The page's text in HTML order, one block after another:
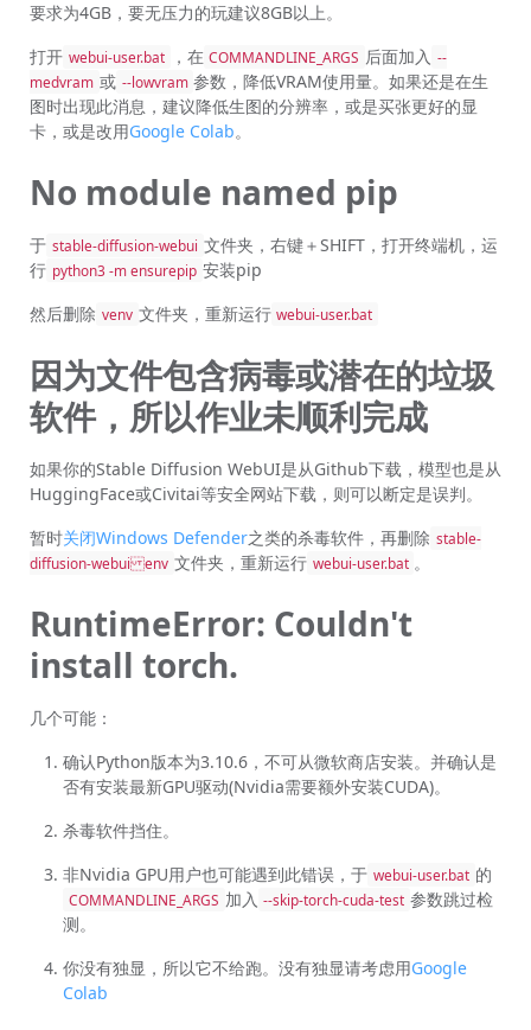
要求为4GB，要无压力的玩建议8GB以上。
打开 webui-user.bat ，在 COMMANDLINE_ARGS 后面加入 --
medvram 或 --lowvram 参数，降低VRAM使用量。如果还是在生
图时出现此消息，建议降低生图的分辨率，或是买张更好的显
卡，或是改用Google Colab。
No module named pip
于 stable-diffusion-webui 文件夹，右键＋SHIFT，打开终端机，运
行 python3 -m ensurepip 安装pip
然后删除 venv 文件夹，重新运行 webui-user.bat
因为文件包含病毒或潜在的垃圾
软件，所以作业未顺利完成
如果你的Stable Diffusion WebUI是从Github下载，模型也是从
HuggingFace或Civitai等安全网站下载，则可以断定是误判。
暂时关闭Windows Defender之类的杀毒软件，再删除 stable-
diffusion-webuienv 文件夹，重新运行 webui-user.bat 。
RuntimeError: Couldn't
install torch.
几个可能：
确认Python版本为3.10.6，不可从微软商店安装。并确认是
否有安装最新GPU驱动(Nvidia需要额外安装CUDA)。
杀毒软件挡住。
非Nvidia GPU用户也可能遇到此错误，于 webui-user.bat 的
COMMANDLINE_ARGS 加入 --skip-torch-cuda-test 参数跳过检
测。
你没有独显，所以它不给跑。没有独显请考虑用Google
Colab